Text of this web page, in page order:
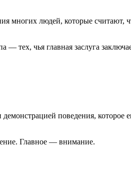
многих людей, которые считают,
тех, чья главная заслуга
поведения, которое
Главное — внимание.